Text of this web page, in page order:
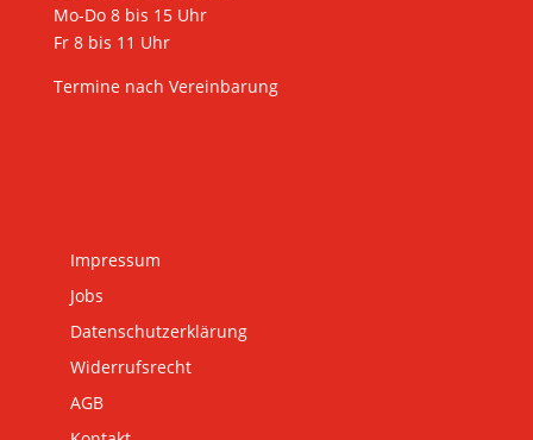
Mo-Do 8 bis 15 Uhr
Fr 8 bis 11 Uhr
Termine nach Vereinbarung
Impressum
Jobs
Datenschutzerklärung
Widerrufsrecht
AGB